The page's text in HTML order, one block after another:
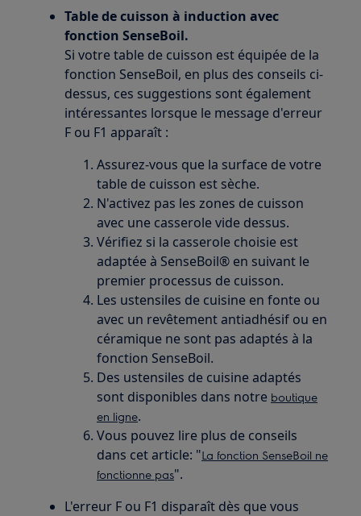
Table de cuisson à induction avec
fonction SenseBoil.
Si votre table de cuisson est équipée de la
fonction SenseBoil, en plus des conseils ci-
dessus, ces suggestions sont également
intéressantes lorsque le message d'erreur
F ou F1 apparaît :
Assurez-vous que la surface de votre
table de cuisson est sèche.
N'activez pas les zones de cuisson
avec une casserole vide dessus.
Vérifiez si la casserole choisie est
adaptée à SenseBoil® en suivant le
premier processus de cuisson.
Les ustensiles de cuisine en fonte ou
avec un revêtement antiadhésif ou en
céramique ne sont pas adaptés à la
fonction SenseBoil.
Des ustensiles de cuisine adaptés
sont disponibles dans notre boutique
en ligne.
Vous pouvez lire plus de conseils
dans cet article: "La fonction SenseBoil ne
fonctionne pas".
L'erreur F ou F1 disparaît dès que vous